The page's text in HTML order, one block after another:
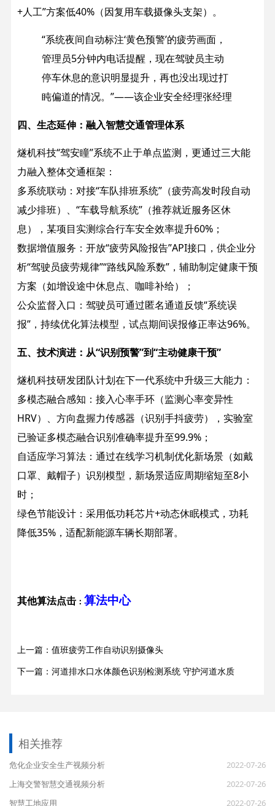
+人工”方案低40%（因复用车载摄像头支架）。
“系统夜间自动标注‘黄色预警’的疲劳画面，
管理员5分钟内电话提醒，现在驾驶员主动
停车休息的意识明显提升，再也没出现过打
盹偏道的情况。”——该企业安全经理张经理
四、生态延伸：融入智慧交通管理体系​
燧机科技“驾安瞳”系统不止于单点监测，更通过三大能
力融入整体交通框架：
多系统联动：对接“车队排班系统”（疲劳高发时段自动
减少排班）、“车载导航系统”（推荐就近服务区休
息），某项目实测综合行车安全效率提升60%；
数据增值服务：开放“疲劳风险报告”API接口，供企业分
析“驾驶员疲劳规律”“路线风险系数”，辅助制定健康干预
方案（如增设途中休息点、咖啡补给）；
公众监督入口：驾驶员可通过匿名通道反馈“系统误
报”，持续优化算法模型，试点期间误报修正率达96%。
五、技术演进：从“识别预警”到“主动健康干预”​
燧机科技研发团队计划在下一代系统中升级三大能力：
多模态融合感知：接入心率手环（监测心率变异性
HRV）、方向盘握力传感器（识别手抖疲劳），实验室
已验证多模态融合识别准确率提升至99.9%；
自适应学习算法：通过在线学习机制优化新场景（如戴
口罩、戴帽子）识别模型，新场景适应周期缩短至8小
时；
绿色节能设计：采用低功耗芯片+动态休眠模式，功耗
降低35%，适配新能源车辆长期部署。
其他算法点击： 算法中心
上一篇：值班疲劳工作自动识别摄像头
下一篇：河道排水口水体颜色识别检测系统 守护河道水质
相关推荐
危化企业安全生产视频分析
2022-07-26
上海交警智慧交通视频分析
2022-07-26
智慧工地应用
2022-07-26